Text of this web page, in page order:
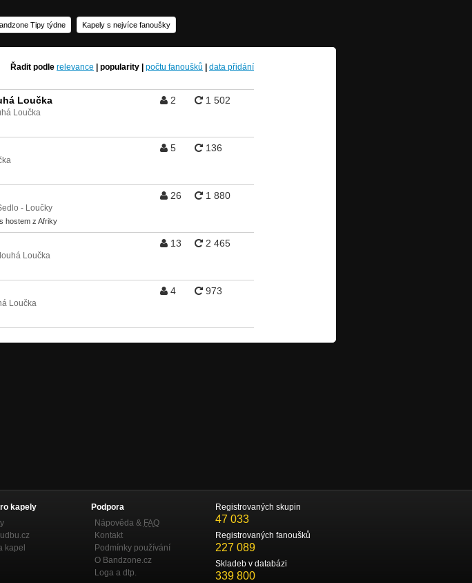
Tipy týdne Kapely s nejvíce fanoušky
Řadit podle relevance popularity počtu fanoušků data přidání
Loučka
Loučka
2 1 502
5 136
- Loučky
hostem z Afriky
26 1 880
Loučka
13 2 465
Loučka
4 973
kapely
kapel
Podpora
Nápověda & FAQ
Kontakt
Podmínky používání
O Bandzone.cz
Loga a dtp.
Registrovaných skupin
47 033
Registrovaných fanoušků
227 089
Skladeb v databázi
339 800